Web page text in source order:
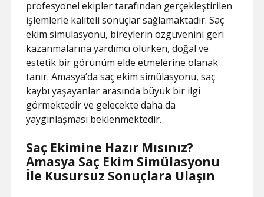
profesyonel ekipler tarafından gerçekleştirilen
işlemlerle kaliteli sonuçlar sağlamaktadır. Saç
ekim simülasyonu, bireylerin özgüvenini geri
kazanmalarına yardımcı olurken, doğal ve
estetik bir görünüm elde etmelerine olanak
tanır. Amasya’da saç ekim simülasyonu, saç
kaybı yaşayanlar arasında büyük bir ilgi
görmektedir ve gelecekte daha da
yaygınlaşması beklenmektedir.
Saç Ekimine Hazır Mısınız?
Amasya Saç Ekim Simülasyonu
İle Kusursuz Sonuçlara Ulaşın